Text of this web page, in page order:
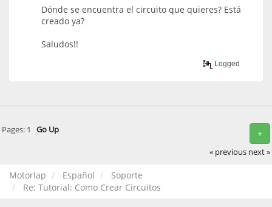
Dónde se encuentra el circuito que quieres? Está
creado ya?
Saludos!!
Logged
+
Pages: 1 Go Up
« previous next »
Motorlap Español
Soporte
Re: Tutorial: Como Crear Circuitos